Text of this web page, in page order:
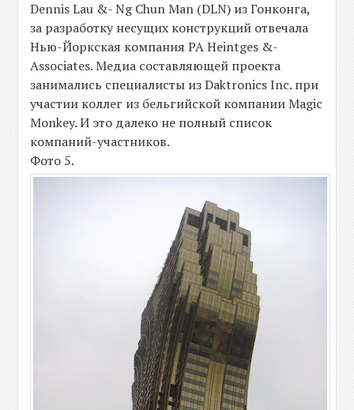
Dennis Lau &- Ng Chun Man (DLN) из Гонконга,
за разработку несущих конструкций отвечала
Нью-Йоркская компания РА Heintges &-
Associates. Медиа составляющей проекта
занимались специалисты из Daktronics Inc. при
участии коллег из бельгийской компании Magic
Monkey. И это далеко не полный список
компаний-участников.
Фото 5.